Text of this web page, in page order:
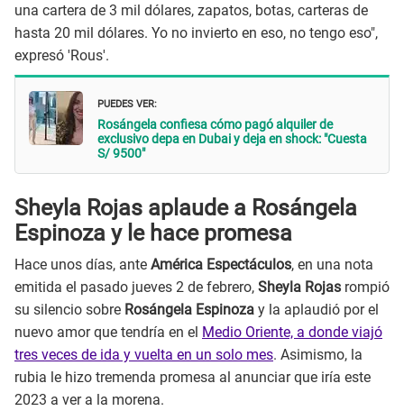
una cartera de 3 mil dólares, zapatos, botas, carteras de
hasta 20 mil dólares. Yo no invierto en eso, no tengo eso",
expresó 'Rous'.
PUEDES VER:
Rosángela confiesa cómo pagó alquiler de
exclusivo depa en Dubai y deja en shock: "Cuesta
S/ 9500"
Sheyla Rojas aplaude a Rosángela
Espinoza y le hace promesa
Hace unos días, ante América Espectáculos, en una nota
emitida el pasado jueves 2 de febrero, Sheyla Rojas rompió
su silencio sobre Rosángela Espinoza y la aplaudió por el
nuevo amor que tendría en el Medio Oriente, a donde viajó
tres veces de ida y vuelta en un solo mes. Asimismo, la
rubia le hizo tremenda promesa al anunciar que iría este
2023 a ver a la morena.